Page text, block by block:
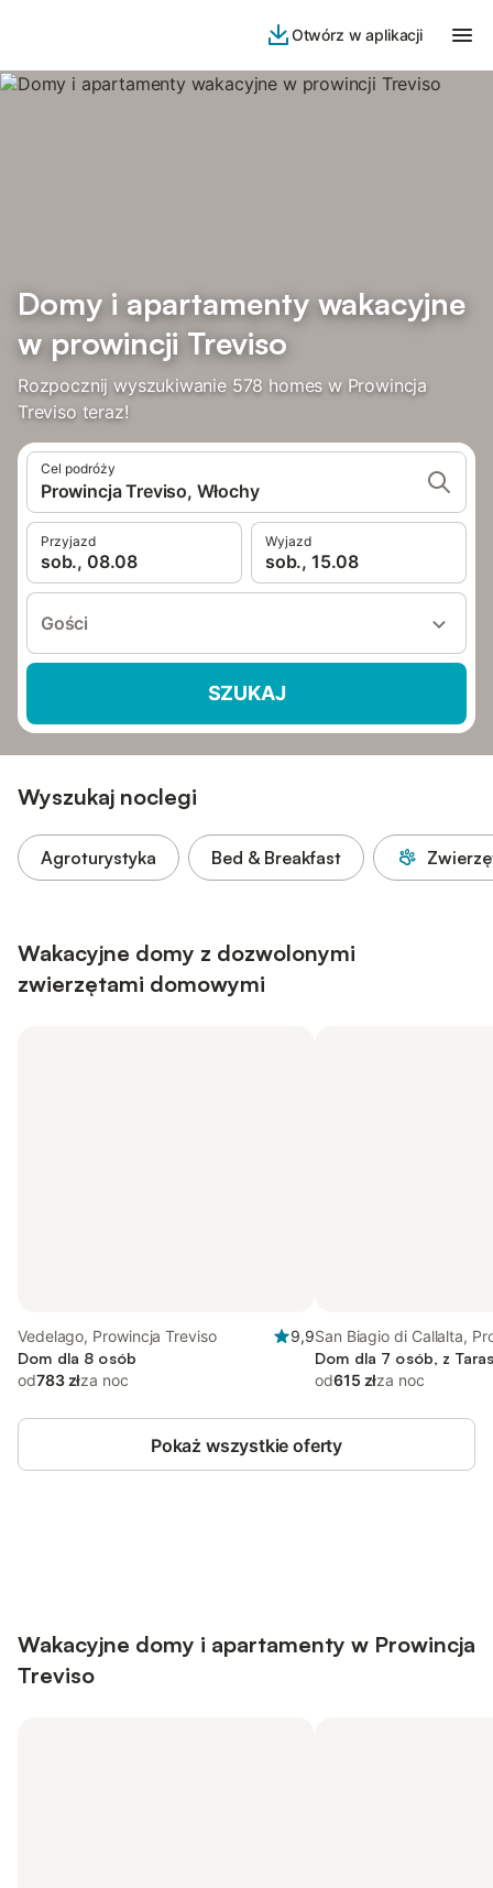
Otwórz w aplikacji
Domy i apartamenty wakacyjne
w prowincji Treviso
Rozpocznij wyszukiwanie 578 homes w Prowincja
Treviso teraz!
Cel podróży
Prowincja Treviso, Włochy
Przyjazd
sob., 08.08
Wyjazd
sob., 15.08
Gości
SZUKAJ
Wyszukaj noclegi
Agroturystyka Bed & Breakfast
Wakacyjne domy z dozwolonymi
zwierzętami domowymi
Vedelago, Prowincja Treviso
9,9
Dom dla 8 osób
od783 złza noc
San Biagio di Callalta,
Treviso
Dom dla 7 osób, z
od615 złza noc
Pokaż wszystkie oferty
Wakacyjne domy i apartamenty w Prowincja
Treviso